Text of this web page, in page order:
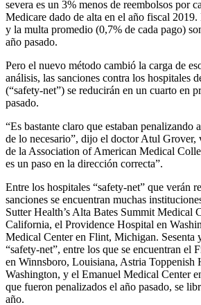
severa es un 3% menos de reembolsos por
Medicare dado de alta en el año fiscal
y la multa promedio (0,7% de cada pago)
año pasado.
Pero el nuevo método cambió la carga de
análisis, las sanciones contra los hospitales
(“safety-net”) se reducirán en un cuarto en
pasado.
“Es bastante claro que estaban penalizando
de lo necesario”, dijo el doctor Atul Grover,
de la Association of American Medical
es un paso en la dirección correcta”.
Entre los hospitales “safety-net” que verán
sanciones se encuentran muchas
Sutter Health’s Alta Bates Summit Medical
California, el Providence Hospital en
Medical Center en Flint, Michigan. Sesenta
“safety-net”, entre los que se encuentran el
en Winnsboro, Louisiana, Astria Toppenish
Washington, y el Emanuel Medical Center
que fueron penalizados el año pasado, se
año.